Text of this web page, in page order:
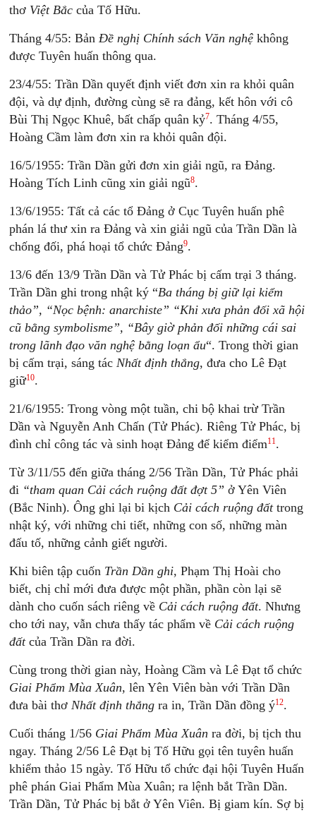
thơ Việt Bắc của Tố Hữu.
Tháng 4/55: BảnĐề nghị Chính sách Văn nghệ không
được Tuyên huấn thông qua.
23/4/55: Trần Dần quyết định viết đơn xin ra khỏi quân
đội, và dự định, đường cùng sẽ ra đảng, kết hôn với cô
Bùi Thị Ngọc Khuê, bất chấp quân kỷ7. Tháng 4/55,
Hoàng Cầm làm đơn xin ra khỏi quân đội.
16/5/1955: Trần Dần gửi đơn xin giải ngũ, ra Đảng.
Hoàng Tích Linh cũng xin giải ngũ8.
13/6/1955: Tất cả các tổ Đảng ở Cục Tuyên huấn phê
phán lá thư xin ra Đảng và xin giải ngũ của Trần Dần là
chống đối, phá hoại tổ chức Đảng9.
13/6 đến 13/9 Trần Dần và Tử Phác bị cấm trại 3 tháng.
Trần Dần ghi trong nhật ký “Ba tháng bị giữ lại kiểm
thảo”, “Nọc bệnh: anarchiste” “Khi xưa phản đối xã hội
cũ bằng symbolisme”, “Bây giờ phản đối những cái sai
trong lãnh đạo văn nghệ bằng loạn ẩu“. Trong thời gian
bị cấm trại, sáng tác Nhất định thắng, đưa cho Lê Đạt
giữ10.
21/6/1955: Trong vòng một tuần, chi bộ khai trừ Trần
Dần và Nguyễn Anh Chấn (Tử Phác). Riêng Tử Phác, bị
đình chỉ công tác và sinh hoạt Đảng để kiểm điểm11.
Từ 3/11/55 đến giữa tháng 2/56 Trần Dần, Tử Phác phải
đi “tham quan Cải cách ruộng đất đợt 5” ở Yên Viên
(Bắc Ninh). Ông ghi lại bi kịch Cải cách ruộng đấttrong
nhật ký, với những chi tiết, những con số, những màn
đấu tố, những cảnh giết người.
Khi biên tập cuốn Trần Dần ghi, Phạm Thị Hoài cho
biết, chị chỉ mới đưa được một phần, phần còn lại sẽ
dành cho cuốn sách riêng về Cải cách ruộng đất. Nhưng
cho tới nay, vẫn chưa thấy tác phẩm về Cải cách ruộng
đấtcủa Trần Dần ra đời.
Cùng trong thời gian này, Hoàng Cầm và Lê Đạt tổ chức
Giai Phẩm Mùa Xuân, lên Yên Viên bàn với Trần Dần
đưa bài thơ Nhất định thắng ra in, Trần Dần đồng ý12.
Cuối tháng 1/56 Giai Phẩm Mùa Xuân ra đời, bị tịch thu
ngay. Tháng 2/56 Lê Đạt bị Tố Hữu gọi tên tuyên huấn
khiểm thảo 15 ngày. Tố Hữu tổ chức đại hội Tuyên Huấn
phê phán Giai Phẩm Mùa Xuân; ra lệnh bắt Trần Dần.
Trần Dần, Tử Phác bị bắt ở Yên Viên. Bị giam kín. Sợ bị